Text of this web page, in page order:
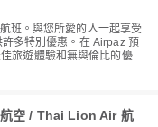
班。與您所愛的人一起享受
多特別優惠。在 Airpaz 預
佳旅遊體驗和無與倫比的優
航空 / Thai Lion Air 航